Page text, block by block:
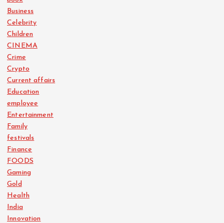
Business
Celebrity
Children
CINEMA
Crime
Crypto
Current affairs
Education
employee
Entertainment
Family
festivals
Finance
FOODS
Gaming
Gold
Health
India
Innovation